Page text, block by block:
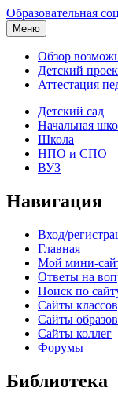
Образовательная
Меню
Обзор
Детский
Аттестация
Детский сад
Начальная
Школа
НПО и СПО
ВУЗ
Навигация
Вход/
Главная
Мой мини-
Ответы на
Поиск по
Сайты
Сайты
Сайты коллег
Форумы
Библиотека